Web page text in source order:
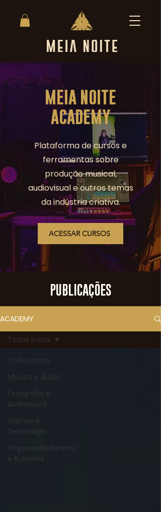
MEIA NOITE
ACADEMY
Plataforma de cursos e
ferramentas sobre
produção musical,
audiovisual e outros temas
da indústria criativa.
ACESSAR CURSOS
PUBLICAÇÕES
ACADEMY
Todos posts
Musica e Audio
Fotografia e
Audiovisual
Games e
Tecnologia
Empreendedorismo
e Business
Todos posts